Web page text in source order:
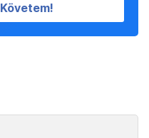
Követem!